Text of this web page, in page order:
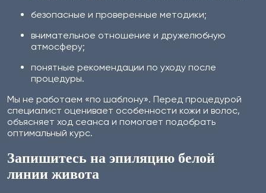
безопасные и проверенные методики;
внимательное отношение и дружелюбную
атмосферу;
понятные рекомендации по уходу после
процедуры.
Мы не работаем «по шаблону». Перед процедурой
специалист оценивает особенности кожи и волос,
объясняет ход сеанса и помогает подобрать
оптимальный курс.
Запишитесь на эпиляцию белой
линии живота